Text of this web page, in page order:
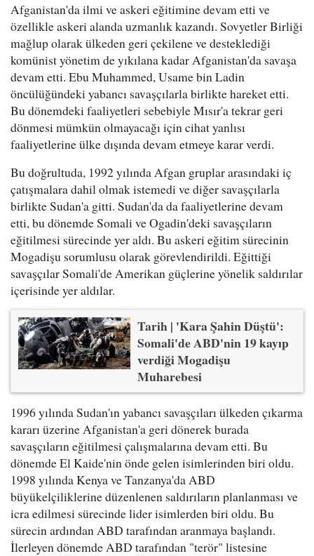
Afganistan'da ilmi ve askeri eğitimine devam etti ve
özellikle askeri alanda uzmanlık kazandı. Sovyetler Birliği
mağlup olarak ülkeden geri çekilene ve desteklediği
komünist yönetim de yıkılana kadar Afganistan'da savaşa
devam etti. Ebu Muhammed, Usame bin Ladin
öncülüğündeki yabancı savaşçılarla birlikte hareket etti.
Bu dönemdeki faaliyetleri sebebiyle Mısır'a tekrar geri
dönmesi mümkün olmayacağı için cihat yanlısı
faaliyetlerine ülke dışında devam etmeye karar verdi.
Bu doğrultuda, 1992 yılında Afgan gruplar arasındaki iç
çatışmalara dahil olmak istemedi ve diğer savaşçılarla
birlikte Sudan'a gitti. Sudan'da da faaliyetlerine devam
etti, bu dönemde Somali ve Ogadin'deki savaşçıların
eğitilmesi sürecinde yer aldı. Bu askeri eğitim sürecinin
Mogadişu sorumlusu olarak görevlendirildi. Eğittiği
savaşçılar Somali'de Amerikan güçlerine yönelik saldırılar
içerisinde yer aldılar.
Tarih | 'Kara Şahin Düştü':
Somali'de ABD'nin 19 kayıp
verdiği Mogadişu
Muharebesi
1996 yılında Sudan'ın yabancı savaşçıları ülkeden çıkarma
kararı üzerine Afganistan'a geri dönerek burada
savaşçıların eğitilmesi çalışmalarına devam etti. Bu
dönemde El Kaide'nin önde gelen isimlerinden biri oldu.
1998 yılında Kenya ve Tanzanya'da ABD
büyükelçiliklerine düzenlenen saldırıların planlanması ve
icra edilmesi sürecinde lider isimlerden biri oldu. Bu
sürecin ardından ABD tarafından aranmaya başlandı.
İlerleyen dönemde ABD tarafından "terör" listesine